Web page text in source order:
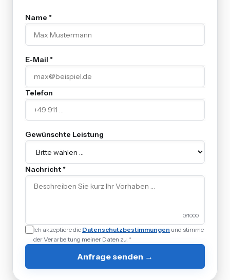
Name *
E-Mail *
Telefon
Gewünschte Leistung
Nachricht *
0/1000
Ich akzeptiere die Datenschutzbestimmungen und stimme
der Verarbeitung meiner Daten zu. *
Anfrage senden →